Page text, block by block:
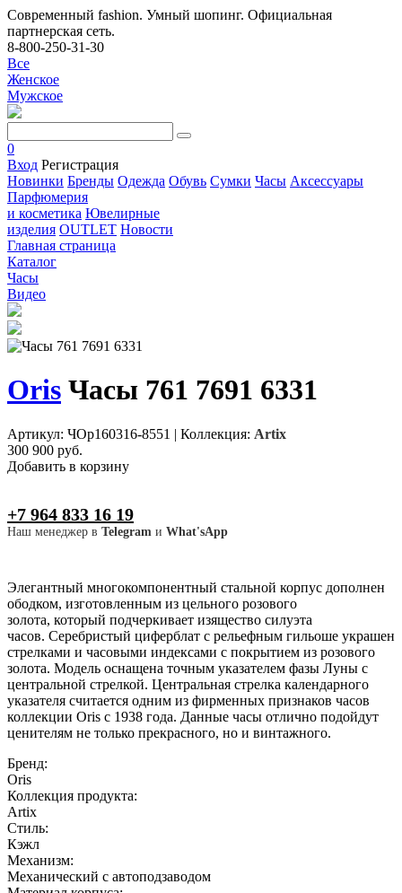
Современный fashion. Умный шопинг. Официальная
партнерская сеть.
8-800-250-31-30
Все
Женское
Мужское
0
Вход Регистрация
Новинки Бренды Одежда Обувь Сумки Часы Аксессуары
Парфюмерия
и косметика Ювелирные
изделия OUTLET Новости
Главная страница
Каталог
Часы
Видео
Oris Часы 761 7691 6331
Артикул: ЧОр160316-8551 | Коллекция: Artix
300 900 руб.
Добавить в корзину
+7 964 833 16 19
Наш менеджер в Telegram и What'sApp
Элегантный многокомпонентный стальной корпус дополнен
ободком, изготовленным из цельного розового
золота, который подчеркивает изящество силуэта
часов. Серебристый циферблат с рельефным гильоше украшен
стрелками и часовыми индексами с покрытием из розового
золота. Модель оснащена точным указателем фазы Луны с
центральной стрелкой. Центральная стрелка календарного
указателя считается одним из фирменных признаков часов
коллекции Oris с 1938 года. Данные часы отлично подойдут
ценителям не только прекрасного, но и винтажного.
Бренд:
Oris
Коллекция продукта:
Artix
Стиль:
Кэжл
Механизм:
Механический с автоподзаводом